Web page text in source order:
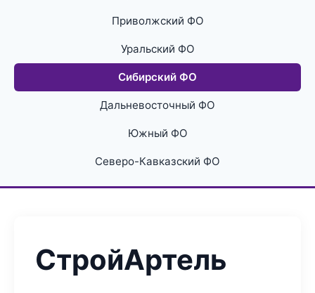
Приволжский ФО
Уральский ФО
Сибирский ФО
Дальневосточный ФО
Южный ФО
Северо-Кавказский ФО
СтройАртель